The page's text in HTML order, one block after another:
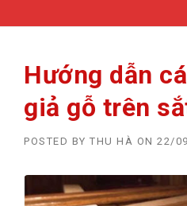
Hướng dẫn
giả gỗ trên
POSTED BY THU HÀ ON 22/